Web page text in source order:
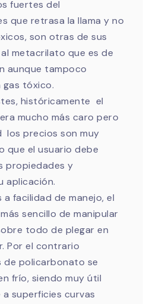
fuertes del
que retrasa la llama y no
son otras de sus
metacrilato que es de
aunque tampoco
gas tóxico.
históricamente el
mucho más caro pero
los precios son muy
que el usuario debe
propiedades y
aplicación.
a facilidad de manejo, el
sencillo de manipular
todo de plegar en
Por el contrario
de policarbonato se
frío, siendo muy útil
superficies curvas